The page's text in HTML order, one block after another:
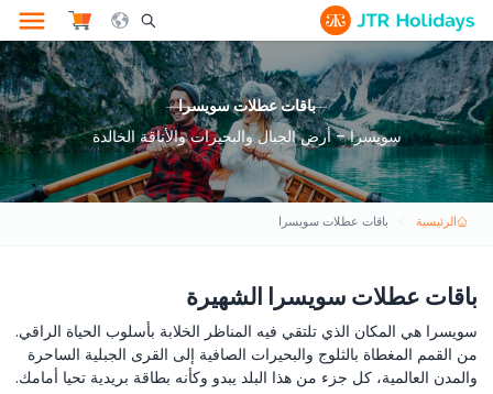
Search Opener Icon
باقات عطلات سويسرا
سويسرا – أرض الجبال والبحيرات والأناقة الخالدة
الرئيسية باقات عطلات سويسرا
باقات عطلات سويسرا الشهيرة
سويسرا هي المكان الذي تلتقي فيه المناظر الخلابة بأسلوب الحياة الراقي.
من القمم المغطاة بالثلوج والبحيرات الصافية إلى القرى الجبلية الساحرة
والمدن العالمية، كل جزء من هذا البلد يبدو وكأنه بطاقة بريدية تحيا أمامك.